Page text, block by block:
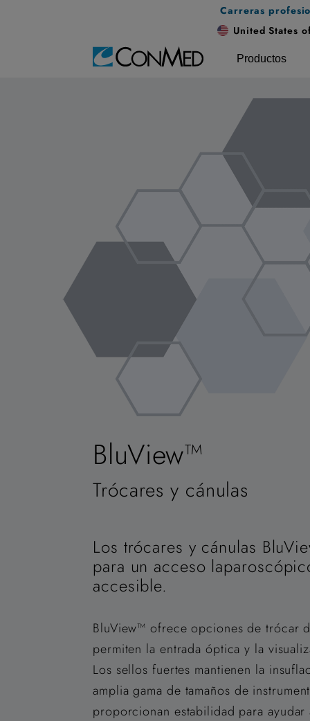
Productos
Carreras
United States
BluView™
Trócares y cánulas
Los trócares y cánulas
para un acceso
accesible.
BluView™ ofrece opciones de trócar
permiten la entrada óptica y la
Los sellos fuertes mantienen la
amplia gama de tamaños de
proporcionan estabilidad para ayudar